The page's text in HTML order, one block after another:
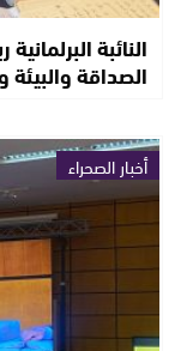
النائبة
الصداقة والبيئة
أخبار الصحراء